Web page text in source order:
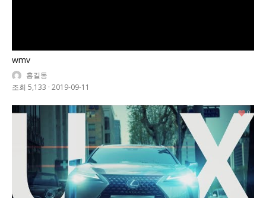
wmv
홍길동
조회 5,133 · 2019-09-11
0